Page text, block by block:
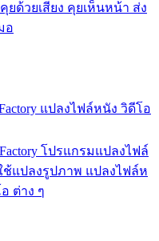
ด้วยเสียง คุยเห็นหน้า ส่ง
อ
แปลงไฟล์หนัง วิดีโอ
โปรแกรมแปลงไฟล์
ช้แปลงรูปภาพ แปลงไฟล์ห
ต่าง ๆ